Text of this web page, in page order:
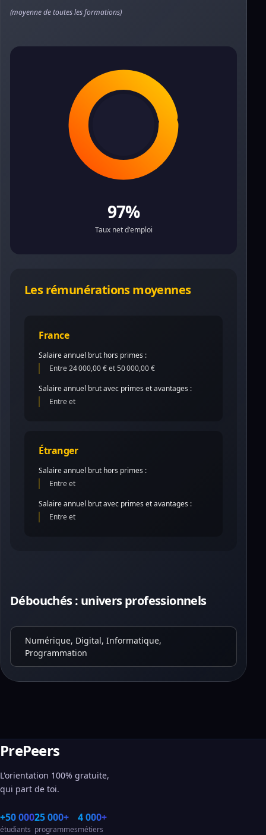
(moyenne de toutes les formations)
97%
Taux net d'emploi
Les rémunérations moyennes
France
Salaire annuel brut hors primes :
Entre 24 000,00 € et 50 000,00 €
Salaire annuel brut avec primes et avantages :
Entre et
Étranger
Salaire annuel brut hors primes :
Entre et
Salaire annuel brut avec primes et avantages :
Entre et
Débouchés : univers professionnels
Numérique, Digital, Informatique,
Programmation
PrePeers
L'orientation 100% gratuite,
qui part de toi.
+50 000
étudiants
25 000+
programmes
4 000+
métiers